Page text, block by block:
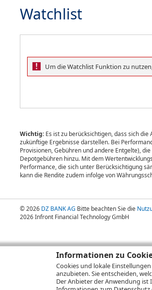
Informationen zu
Cookies und lokale
anzubieten. Sie entscheiden,
Der Anbieter der Anwendung ist
Watchlist
Um die Watchlist Funktion zu
Wichtig: Es ist zu berücksichtigen, dass sich
zukünftige Ergebnisse darstellen. Bei
Provisionen, Gebühren und andere Entgelte),
Depotgebühren hinzu. Mit dem
Performance, die sich unter Berücksichtigung
kann die Rendite zudem infolge von
© 2026 DZ BANK AG Bitte beachten Sie die
2026 Infront Financial Technology GmbH